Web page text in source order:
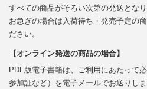
すべての商品がそろい次第の発送となり
お急ぎの場合は入荷待ち・発売予定の
ださい。
【オンライン発送の商品の場合】
PDF版電子書籍は、ご利用にあたって
参加証など）を電子メールでお送りしま